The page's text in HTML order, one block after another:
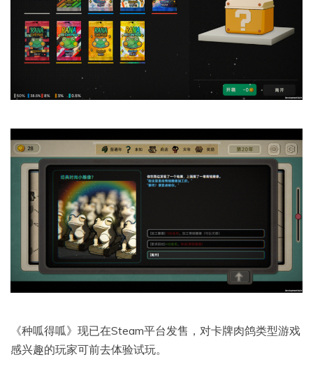
《种呱得呱》现已在Steam平台发售，对卡牌肉鸽类型游戏
感兴趣的玩家可前去体验试玩。